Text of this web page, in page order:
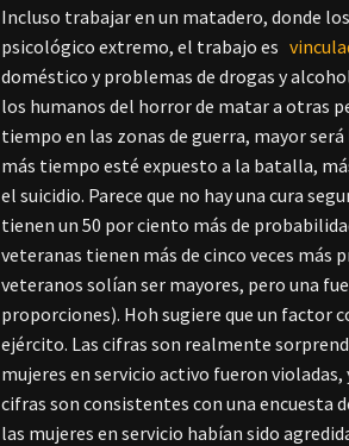
Incluso trabajar en un matadero, donde
psicológico extremo, el trabajo es
doméstico y problemas de drogas y
los humanos del horror de matar a otras
tiempo en las zonas de guerra, mayor
más tiempo esté expuesto a la batalla,
el suicidio. Parece que no hay una cura
tienen un 50 por ciento más de
veteranas tienen más de cinco veces más
veteranos solían ser mayores, pero una
proporciones). Hoh sugiere que un factor
ejército. Las cifras son realmente
mujeres en servicio activo fueron
cifras son consistentes con una encuesta
las mujeres en servicio habían sido